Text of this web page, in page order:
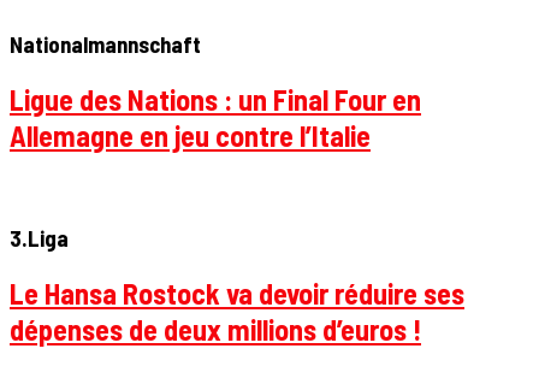
Nationalmannschaft
Ligue des Nations : un Final Four en
Allemagne en jeu contre l’Italie
3.Liga
Le Hansa Rostock va devoir réduire ses
dépenses de deux millions d’euros !